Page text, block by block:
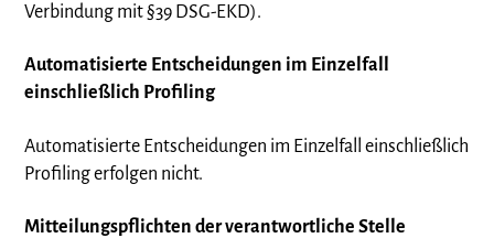
Verbindung mit §39 DSG-EKD).
Automatisierte Entscheidungen im Einzelfall
einschließlich Profiling
Automatisierte Entscheidungen im Einzelfall einschließlich
Profiling erfolgen nicht.
Mitteilungspflichten der verantwortliche Stelle